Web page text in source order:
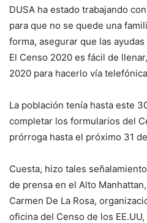
DUSA ha estado trabajando
para que no se quede una
forma, asegurar que las
El Censo 2020 es fácil de
2020 para hacerlo vía
La población tenía hasta este
completar los formularios del
prórroga hasta el próximo 31
Cuesta, hizo tales
de prensa en el Alto
Carmen De La Rosa,
oficina del Censo de los